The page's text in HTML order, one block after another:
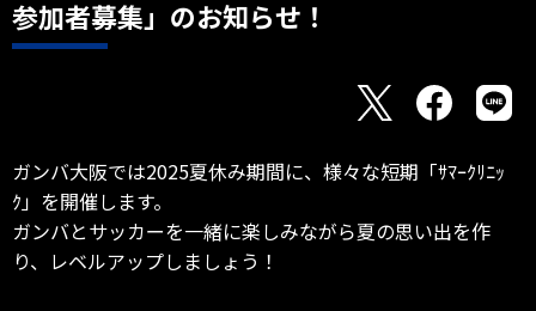
参加者募集」のお知らせ！
ガンバ大阪では2025夏休み期間に、様々な短期「ｻﾏｰｸﾘﾆｯ
ｸ」を開催します。
ガンバとサッカーを一緒に楽しみながら夏の思い出を作
り、レベルアップしましょう！